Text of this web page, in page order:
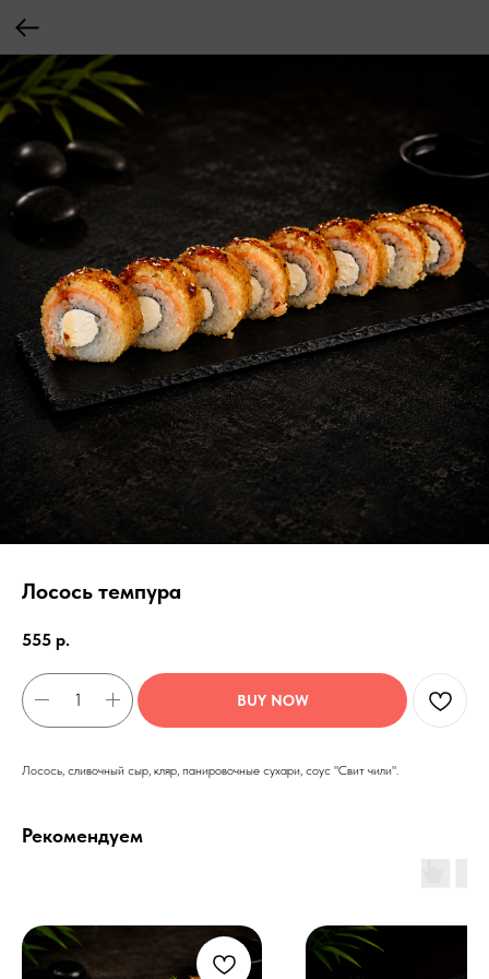
Лосось темпура
555 р.
BUY NOW
Лосось, сливочный сыр, кляр, панировочные сухари, соус "Свит чили".
Рекомендуем